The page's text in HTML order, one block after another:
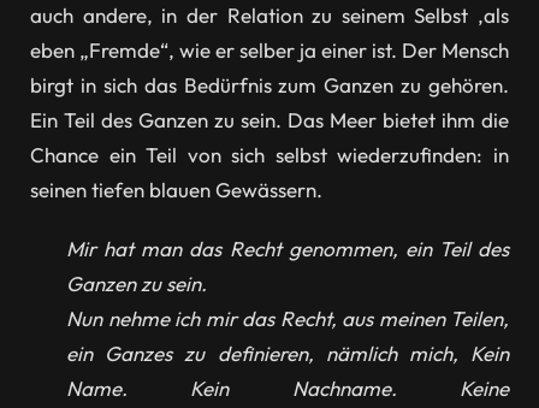
auch andere, in der Relation zu seinem Selbst ,als
eben „Fremde“, wie er selber ja einer ist. Der Mensch
birgt in sich das Bedürfnis zum Ganzen zu gehören.
Ein Teil des Ganzen zu sein. Das Meer bietet ihm die
Chance ein Teil von sich selbst wiederzufinden: in
seinen tiefen blauen Gewässern.
Mir hat man das Recht genommen, ein Teil des
Ganzen zu sein.
Nun nehme ich mir das Recht, aus meinen Teilen,
ein Ganzes zu definieren, nämlich mich, Kein
Name. Kein Nachname. Keine